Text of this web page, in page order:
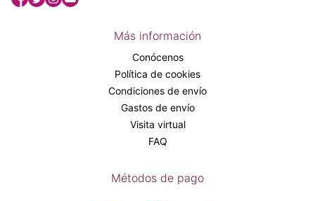
Más información
Conócenos
Política de cookies
Condiciones de envío
Gastos de envío
Visita virtual
FAQ
Métodos de pago